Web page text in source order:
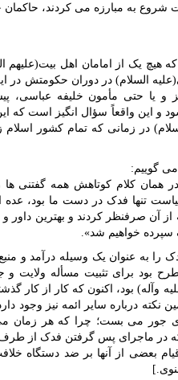
شروع به مبارزه می کردند، حاکمان
هیچ یک از امامان اهل بیت(علیهم
السلام) در دوران حکومتش در
و یا حتی مأمون خلیفه عباسی،
شود و این واقعاً سؤال انگیز است که
در زمانی که تمام کشور اسلام
گوییم:
در همان کلام کوتاهش همه گفتنی
تنها فدک در دست ما بود،
از آن صرفنظر کردند و بهترین
سپرده خواهیم شد».
را به عنوان یک وسیله درآمد و
بود برای تثبیت مسأله ولایت و
وآله) بود، اکنون که کار از کار
نکته درباره سایر ائمه نیز وجود
جور می بست؛ چرا که هر زمان می
در ماجرای پس گرفتن فدک از طرف
بعضی از آنها بر ضد دستگاه